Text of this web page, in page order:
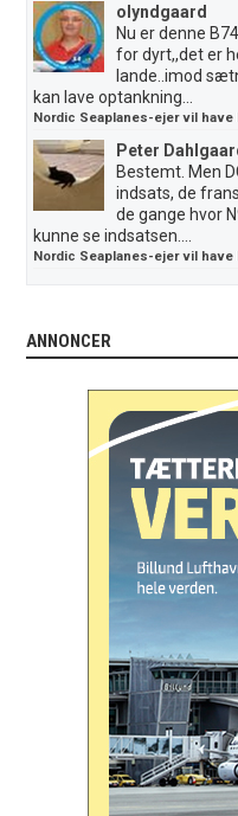
olyndgaard
Nu er denne
for dyrt,,det er
lande..imod
kan lave optankning...
Nordic Seaplanes-ejer vil
Peter
Bestemt. Men
indsats, de
de gange hvor
kunne se indsatsen....
Nordic Seaplanes-ejer vil
ANNONCER